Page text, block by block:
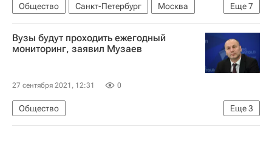
Еще7
Общество Санкт-Петербург
Москва
ГИТИС
Российская академия музыки имени Гнесиных
Навигатор абитуриента
Валерий Фальков
Вузы будут проходить ежегодный
мониторинг, заявил Музаев
27 сентября 2021, 12:31 0
Еще3
Общество
Федеральная служба по надзору в сфере образования и науки (Рособрнадзор)